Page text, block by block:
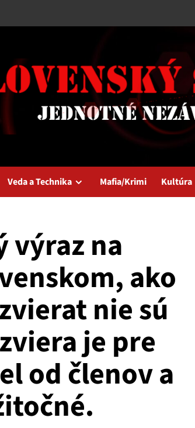
Veda a Technika Mafia/Krimi Kultúra
výraz na
ako
nie sú
je pre
od členov a